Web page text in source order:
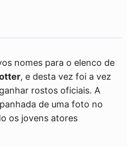
nomes para o elenco de
, e desta vez foi a vez
ganhar rostos oficiais. A
de uma foto no
os jovens atores